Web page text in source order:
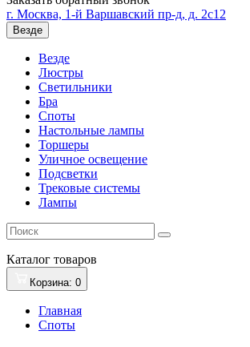
г. Москва, 1-й Варшавский пр-д, д. 2с12
Везде
Везде
Люстры
Светильники
Бра
Споты
Настольные лампы
Торшеры
Уличное освещение
Подсветки
Трековые системы
Лампы
Каталог товаров
Корзина: 0
Главная
Споты